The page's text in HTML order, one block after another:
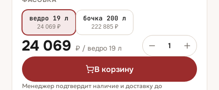
ведро 19 л
24 069 ₽
бочка 200 л
222 885 ₽
24 069 ₽ / ведро 19 л 1
В корзину
Менеджер подтвердит наличие и доставку до